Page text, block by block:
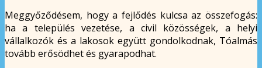
Meggyőződésem, hogy a fejlődés kulcsa az összefogás:
ha a település vezetése, a civil közösségek, a helyi
vállalkozók és a lakosok együtt gondolkodnak, Tóalmás
tovább erősödhet és gyarapodhat.